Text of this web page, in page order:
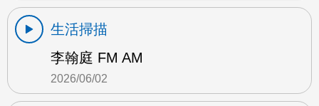
生活掃描
李翰庭 FM AM
2026/06/02